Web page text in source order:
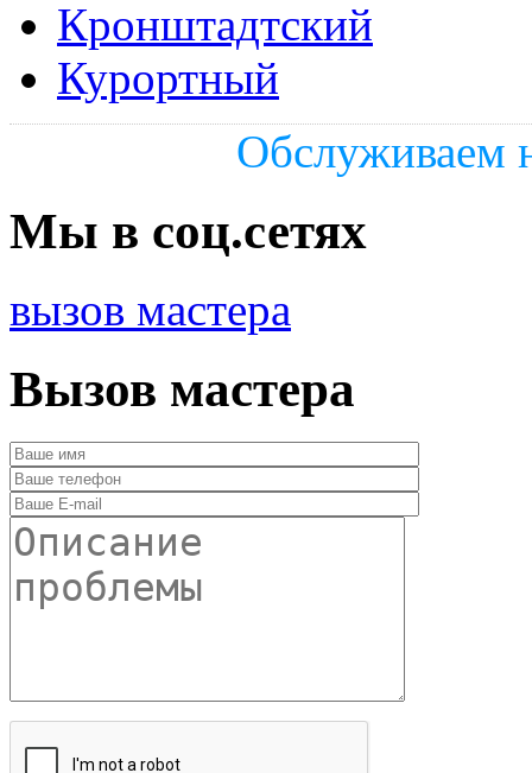
Кронштадтский
Курортный
Обслуживаем
Мы в соц.сетях
вызов мастера
Вызов мастера